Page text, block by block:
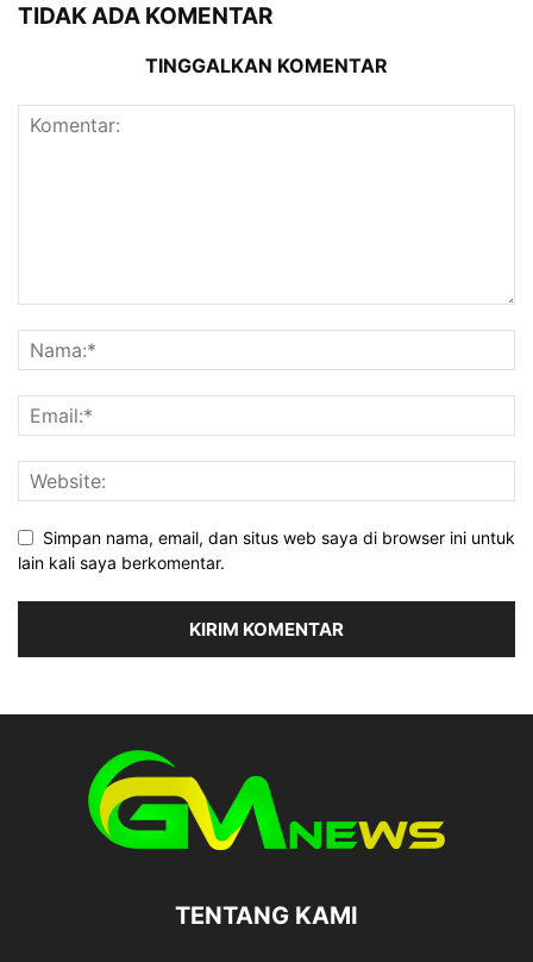
TIDAK ADA KOMENTAR
TINGGALKAN KOMENTAR
Simpan nama, email, dan situs web saya di browser ini untuk
lain kali saya berkomentar.
TENTANG KAMI